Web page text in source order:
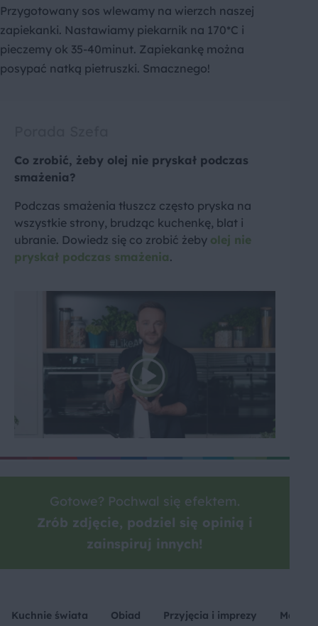
Przygotowany sos wlewamy na wierzch naszej
zapiekanki. Nastawiamy piekarnik na 170*C i
pieczemy ok 35-40minut. Zapiekankę można
posypać natką pietruszki. Smacznego!
Co zrobić, żeby olej nie pryskał podczas
smażenia?
Podczas smażenia tłuszcz często pryska na
wszystkie strony, brudząc kuchenkę, blat i
ubranie. Dowiedz się co zrobić żeby olej nie
pryskał podczas smażenia.
Gotowe? Pochwal się efektem.
Zrób zdjęcie, podziel się opinią i
zainspiruj innych!
Kuchnie świata Obiad Przyjęcia i imprezy